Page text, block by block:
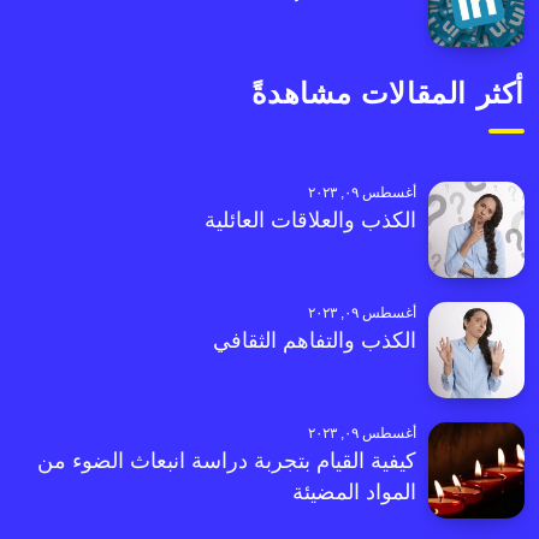
أكثر المقالات مشاهدةً
أغسطس ٠٩, ٢٠٢٣
الكذب والعلاقات العائلية
أغسطس ٠٩, ٢٠٢٣
الكذب والتفاهم الثقافي
أغسطس ٠٩, ٢٠٢٣
كيفية القيام بتجربة دراسة انبعاث الضوء من
المواد المضيئة